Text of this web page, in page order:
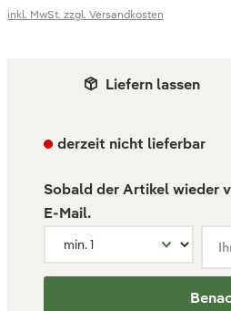
inkl. MwSt. zzgl. Versandkosten
Liefern lassen
derzeit nicht lieferbar
Sobald der Artikel wieder
E-Mail.